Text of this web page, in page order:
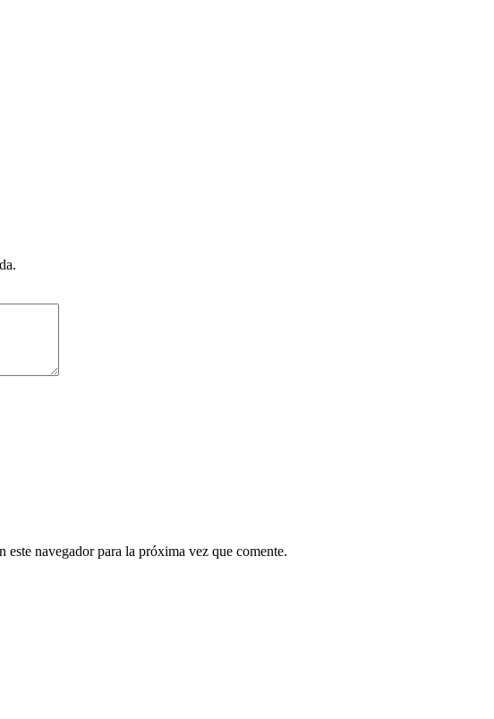
navegador para la próxima vez que comente.